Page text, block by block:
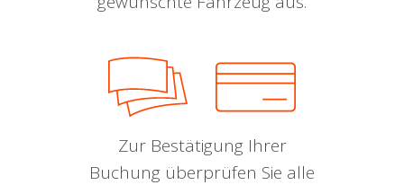
Zur Bestätigung Ihrer
Buchung überprüfen Sie alle